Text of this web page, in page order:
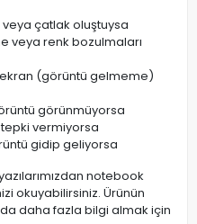
veya çatlak oluştuysa
veya renk bozulmaları
(görüntü gelmeme)
görünmüyorsa
tepki vermiyorsa
gidip geliyorsa
notebook
okuyabilirsiniz. Ürünün
daha fazla bilgi almak için